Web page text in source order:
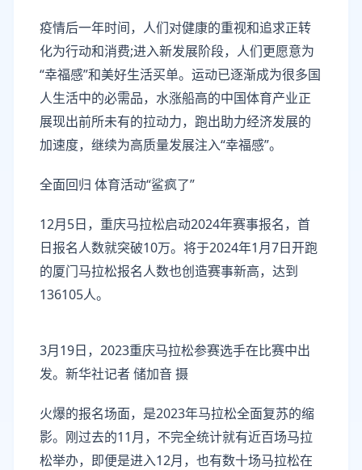
疫情后一年时间，人们对健康的重视和追求正转
化为行动和消费;进入新发展阶段，人们更愿意为
“幸福感”和美好生活买单。运动已逐渐成为很多国
人生活中的必需品，水涨船高的中国体育产业正
展现出前所未有的拉动力，跑出助力经济发展的
加速度，继续为高质量发展注入“幸福感”。
全面回归 体育活动“鲨疯了”
12月5日，重庆马拉松启动2024年赛事报名，首
日报名人数就突破10万。将于2024年1月7日开跑
的厦门马拉松报名人数也创造赛事新高，达到
136105人。
3月19日，2023重庆马拉松参赛选手在比赛中出
发。新华社记者 储加音 摄
火爆的报名场面，是2023年马拉松全面复苏的缩
影。刚过去的11月，不完全统计就有近百场马拉
松举办，即便是进入12月，也有数十场马拉松在